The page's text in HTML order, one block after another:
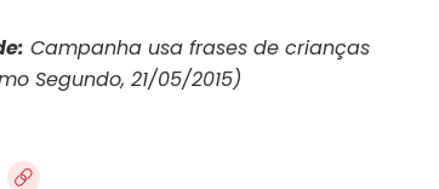
Campanha usa frases de crianças
Segundo, 21/05/2015)